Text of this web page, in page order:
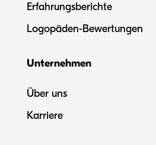
Erfahrungsberichte
Logopäden-Bewertungen
Unternehmen
Über uns
Karriere